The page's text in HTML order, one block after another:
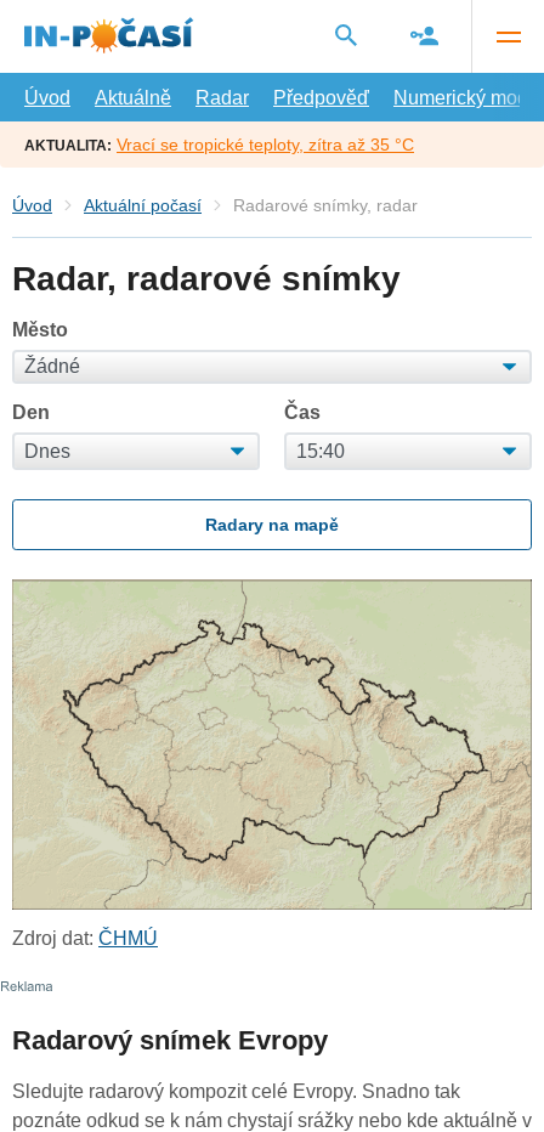
hlavní
Úvod
Aktuálně Radar Předpověď Numerický model
AKTUALITA: Vrací se tropické teploty, zítra až 35 °C
Úvod Aktuální počasí Radarové snímky, radar
Radar, radarové snímky
Město
Den Čas
Radary na mapě
Zdroj dat: ČHMÚ
Radarový snímek Evropy
Sledujte radarový kompozit celé Evropy. Snadno tak
poznáte odkud se k nám chystají srážky nebo kde aktuálně v